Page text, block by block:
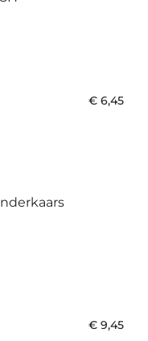
€ 6,45
€ 9,45